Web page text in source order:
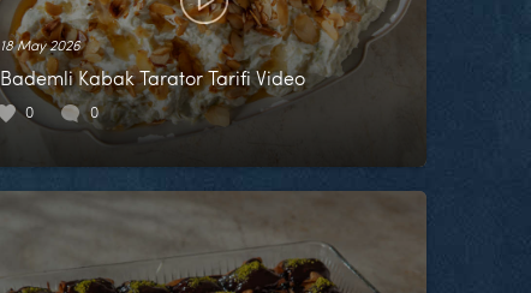
18 May 2026
Bademli Kabak Tarator Tarifi Video
0 0